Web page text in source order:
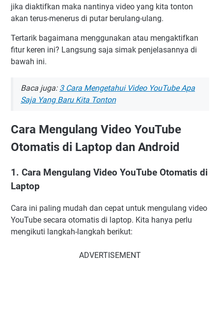
jika diaktifkan maka nantinya video yang kita tonton
akan terus-menerus di putar berulang-ulang.
Tertarik bagaimana menggunakan atau mengaktifkan
fitur keren ini? Langsung saja simak penjelasannya di
bawah ini.
Baca juga: 3 Cara Mengetahui Video YouTube Apa
Saja Yang Baru Kita Tonton
Cara Mengulang Video YouTube
Otomatis di Laptop dan Android
1. Cara Mengulang Video YouTube Otomatis di
Laptop
Cara ini paling mudah dan cepat untuk mengulang video
YouTube secara otomatis di laptop. Kita hanya perlu
mengikuti langkah-langkah berikut:
ADVERTISEMENT